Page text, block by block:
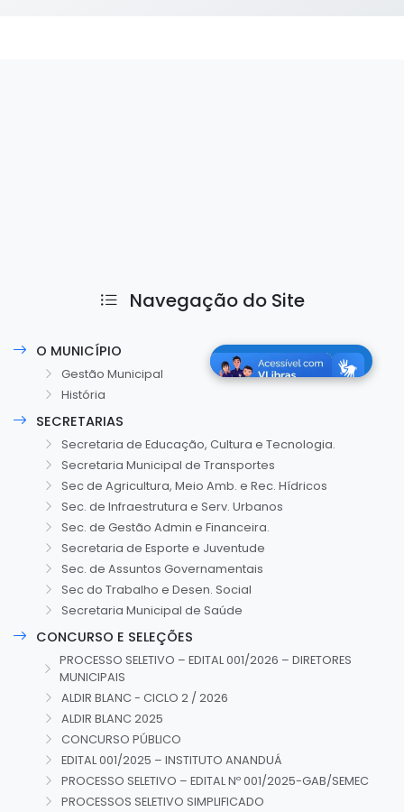
Navegação do Site
O MUNICÍPIO
Gestão Municipal
História
SECRETARIAS
Secretaria de Educação, Cultura e Tecnologia.
Secretaria Municipal de Transportes
Sec de Agricultura, Meio Amb. e Rec. Hídricos
Sec. de Infraestrutura e Serv. Urbanos
Sec. de Gestão Admin e Financeira.
Secretaria de Esporte e Juventude
Sec. de Assuntos Governamentais
Sec do Trabalho e Desen. Social
Secretaria Municipal de Saúde
CONCURSO E SELEÇÕES
PROCESSO SELETIVO – EDITAL 001/2026 – DIRETORES
MUNICIPAIS
ALDIR BLANC - CICLO 2 / 2026
ALDIR BLANC 2025
CONCURSO PÚBLICO
EDITAL 001/2025 – INSTITUTO ANANDUÁ
PROCESSO SELETIVO – EDITAL Nº 001/2025-GAB/SEMEC
PROCESSOS SELETIVO SIMPLIFICADO